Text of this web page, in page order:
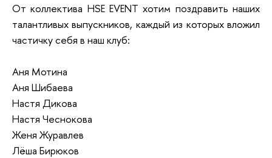
От коллектива HSE EVENT хотим поздравить наших
талантливых выпускников, каждый из которых вложил
частичку себя в наш клуб:
Аня Мотина
Аня Шибаева
Настя Дикова
Настя Чеснокова
Женя Журавлев
Лёша Бирюков